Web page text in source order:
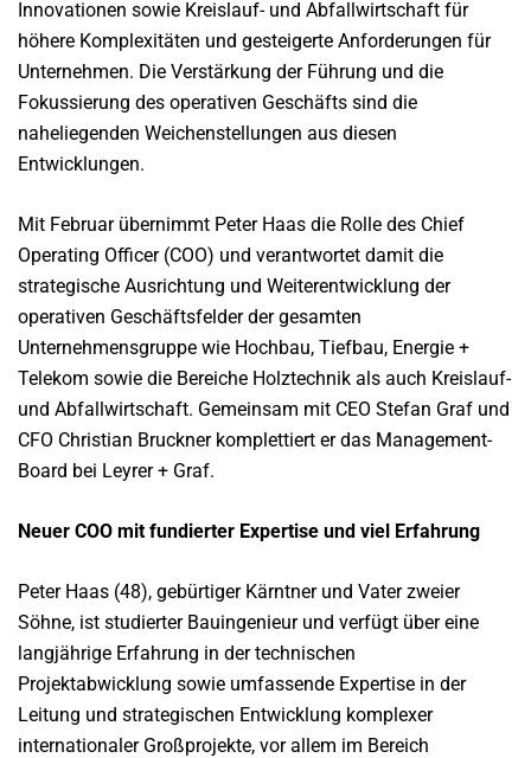
Innovationen sowie Kreislauf- und Abfallwirtschaft für
höhere Komplexitäten und gesteigerte Anforderungen für
Unternehmen. Die Verstärkung der Führung und die
Fokussierung des operativen Geschäfts sind die
naheliegenden Weichenstellungen aus diesen
Entwicklungen.
Mit Februar übernimmt Peter Haas die Rolle des Chief
Operating Officer (COO) und verantwortet damit die
strategische Ausrichtung und Weiterentwicklung der
operativen Geschäftsfelder der gesamten
Unternehmensgruppe wie Hochbau, Tiefbau, Energie +
Telekom sowie die Bereiche Holztechnik als auch Kreislauf-
und Abfallwirtschaft. Gemeinsam mit CEO Stefan Graf und
CFO Christian Bruckner komplettiert er das Management-
Board bei Leyrer + Graf.
Neuer COO mit fundierter Expertise und viel Erfahrung
Peter Haas (48), gebürtiger Kärntner und Vater zweier
Söhne, ist studierter Bauingenieur und verfügt über eine
langjährige Erfahrung in der technischen
Projektabwicklung sowie umfassende Expertise in der
Leitung und strategischen Entwicklung komplexer
internationaler Großprojekte, vor allem im Bereich